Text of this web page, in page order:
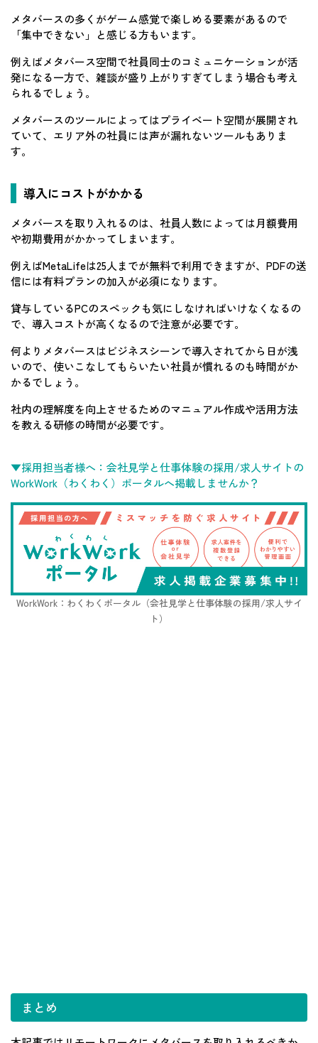
メタバースの多くがゲーム感覚で楽しめる要素があるので
「集中できない」と感じる方もいます。
例えばメタバース空間で社員同士のコミュニケーションが活
発になる一方で、雑談が盛り上がりすぎてしまう場合も考え
られるでしょう。
メタバースのツールによってはプライベート空間が展開され
ていて、エリア外の社員には声が漏れないツールもありま
す。
導入にコストがかかる
メタバースを取り入れるのは、社員人数によっては月額費用
や初期費用がかかってしまいます。
例えばMetaLifeは25人までが無料で利用できますが、PDFの送
信には有料プランの加入が必須になります。
貸与しているPCのスペックも気にしなければいけなくなるの
で、導入コストが高くなるので注意が必要です。
何よりメタバースはビジネスシーンで導入されてから日が浅
いので、使いこなしてもらいたい社員が慣れるのも時間がか
かるでしょう。
社内の理解度を向上させるためのマニュアル作成や活用方法
を教える研修の時間が必要です。
▼採用担当者様へ：会社見学と仕事体験の採用/求人サイトの
WorkWork（わくわく）ポータルへ掲載しませんか？
WorkWork：わくわくポータル（会社見学と仕事体験の採用/求人サイ
ト）
まとめ